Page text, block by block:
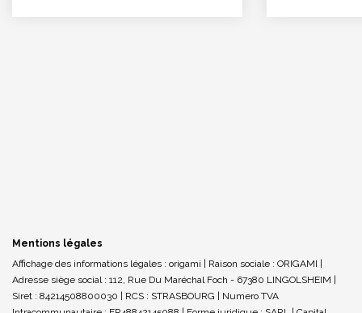
Mentions légales
Affichage des informations légales : origami | Raison sociale : ORIGAMI |
Adresse siège social : 112, Rue Du Maréchal Foch - 67380 LINGOLSHEIM |
Siret : 84214508800030 | RCS : STRASBOURG | Numero TVA